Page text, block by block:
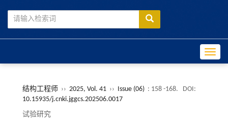
结构工程师 ›› 2025, Vol. 41 ›› Issue (06) : 158 -168.
DOI:
10.15935/j.cnki.jggcs.202506.0017
试验研究